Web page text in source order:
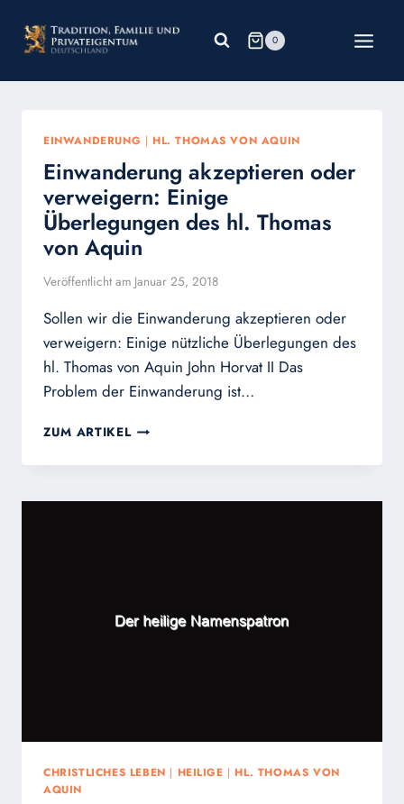
Inhalt
springen
0
EINWANDERUNG | HL. THOMAS VON AQUIN
Einwanderung akzeptieren oder
verweigern: Einige
Überlegungen des hl. Thomas
von Aquin
Veröffentlicht am Januar 25, 2018
Sollen wir die Einwanderung akzeptieren oder
verweigern: Einige nützliche Überlegungen des
hl. Thomas von Aquin John Horvat II Das
Problem der Einwanderung ist…
ZUM ARTIKEL EINWANDERUNG
ODER
EINIGE
AQUIN
CHRISTLICHES LEBEN | HEILIGE | HL. THOMAS VON
AQUIN